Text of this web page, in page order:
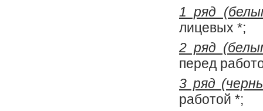
1 ряд
лицевых *;
2 ряд
перед
3 ряд
работой *;